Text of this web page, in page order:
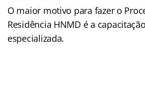
O maior motivo para fazer o
Residência HNMD é a
especializada.